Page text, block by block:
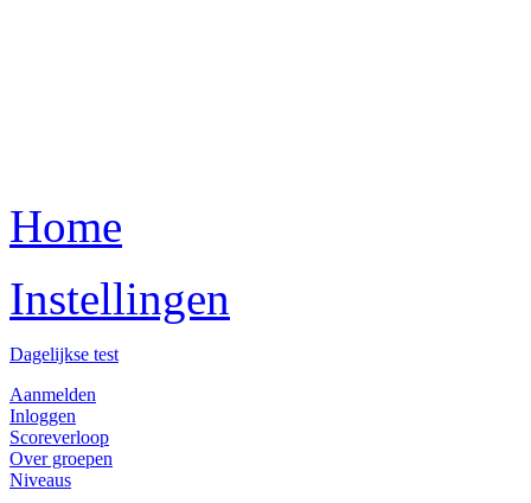
Home
Instellingen
Dagelijkse test
Aanmelden
Inloggen
Scoreverloop
Over groepen
Niveaus